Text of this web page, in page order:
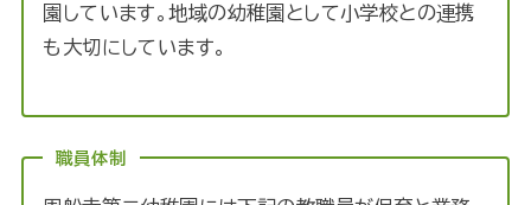
園しています。地域の幼稚園として小学校との連携
も大切にしています。
職員体制